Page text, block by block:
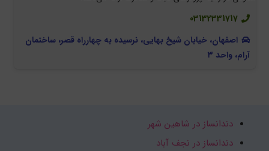
03132331717
اصفهان، خیابان شیخ بهایی، نرسیده به چهارراه قصر، ساختمان
آرام، واحد ۳
دندانساز در شاهین شهر
دندانساز در نجف آباد